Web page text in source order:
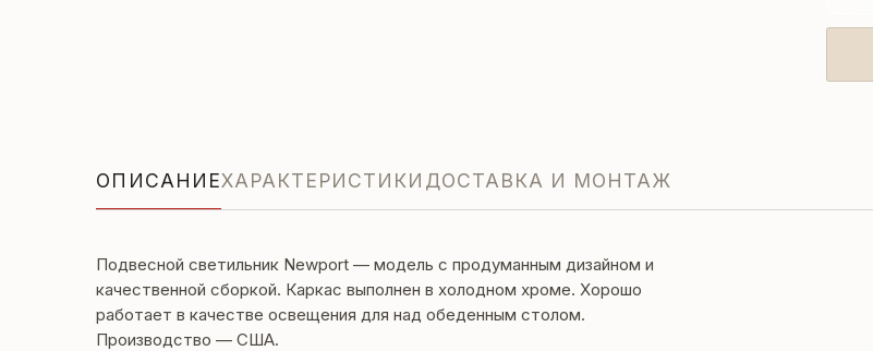
ОПИСАНИЕХАРАКТЕРИСТИКИ ДОСТАВКА И МОНТАЖ
Подвесной светильник Newport — модель с продуманным дизайном и
качественной сборкой. Каркас выполнен в холодном хроме. Хорошо
работает в качестве освещения для над обеденным столом.
Производство — США.